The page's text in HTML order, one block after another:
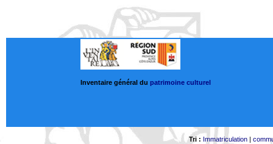
Inventaire général du patrimoine culturel
Tri : Immatriculation|